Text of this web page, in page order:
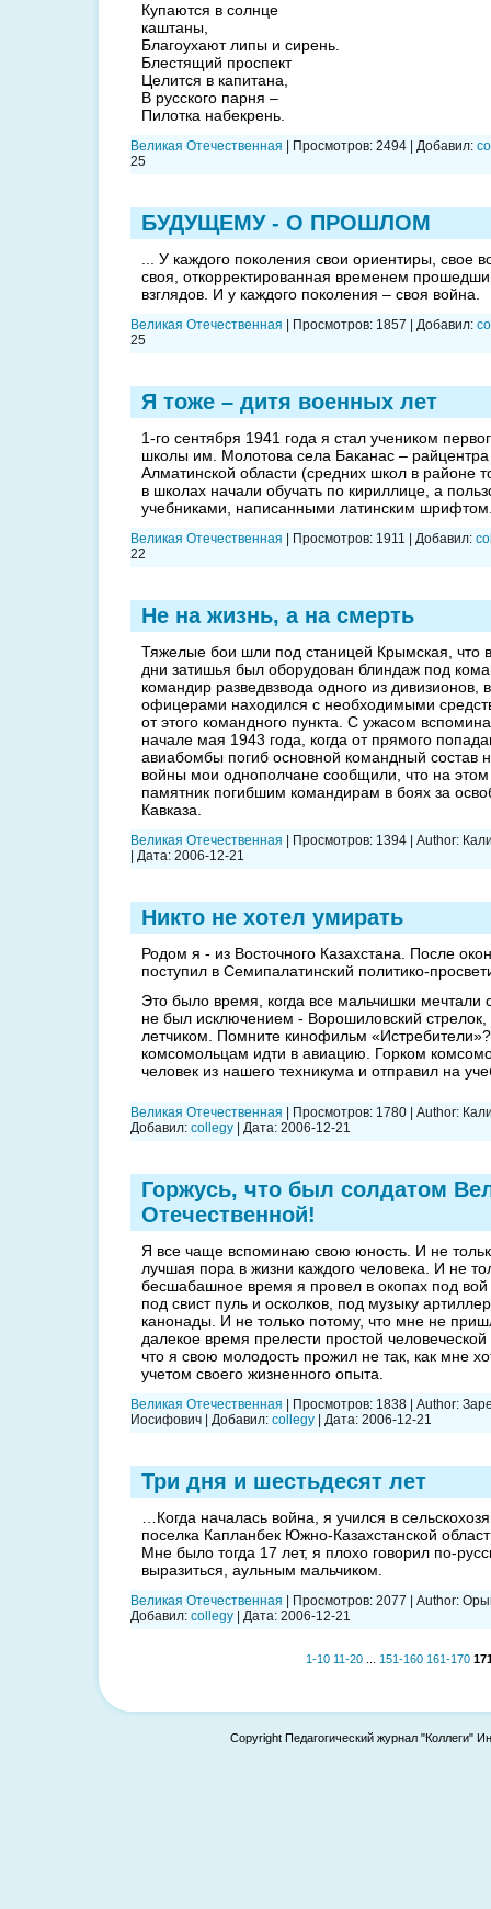
Купаются в солнце
каштаны,
Благоухают липы и сирень.
Блестящий проспект
Целится в капитана,
В русского парня –
Пилотка набекрень.
Великая Отечественная Просмотров: 2494 Добавил:
25
БУДУЩЕМУ - О ПРОШЛОМ
... У каждого поколения свои ориентиры, свое
своя, откорректированная временем
взглядов. И у каждого поколения – своя война.
Великая Отечественная Просмотров: 1857 Добавил:
25
Я тоже – дитя военных лет
1-го сентября 1941 года я стал учеником
школы им. Молотова села Баканас –
Алматинской области (средних школ в районе
в школах начали обучать по кириллице, а
учебниками, написанными латинским
Великая Отечественная Просмотров: 1911 Добавил:
22
Не на жизнь, а на смерть
Тяжелые бои шли под станицей Крымская, что
дни затишья был оборудован блиндаж под
командир разведвзвода одного из дивизионов,
офицерами находился с необходимыми
от этого командного пункта. С ужасом
начале мая 1943 года, когда от прямого
авиабомбы погиб основной командный состав
войны мои однопол­чане сообщили, что на этом
памятник погибшим ко­мандирам в боях за
Кавказа.
Великая Отечественная Просмотров: 1394 Author:
Дата: 2006-12-21
Никто не хотел умирать
Родом я - из Восточного Казахстана. После
поступил в Семипалатинский политико-
Это было время, когда все мальчишки мечтали
не был исключением - Ворошиловский стрелок,
летчиком. Помните кинофильм
комсомольцам идти в авиацию. Горком
человек из нашего техникума и отправил на
Великая Отечественная Просмотров: 1780 Author:
Добавил: collegy Дата: 2006-12-21
Горжусь, что был солдатом
Отечественной!
Я все чаще вспоминаю свою юность. И не
лучшая пора в жизни каждого человека. И не
бесшабашное время я провел в окопах под
под свист пуль и осколков, под музыку
канонады. И не только потому, что мне не
далекое время прелести простой
что я свою молодость прожил не так, как мне
учетом своего жизненного опыта.
Великая Отечественная Просмотров: 1838 Author:
Иосифович
Добавил: collegy Дата: 2006-12-21
Три дня и шестьдесят лет
…Когда началась война, я учился в
поселка Капланбек Южно-Казахстанской
Мне было тогда 17 лет, я плохо говорил по-
выразиться, аульным мальчиком.
Великая Отечественная Просмотров: 2077 Author:
Добавил: collegy Дата: 2006-12-21
1-10 11-20 151-160 161-170
Copyright Педагогический журнал "Коллеги"